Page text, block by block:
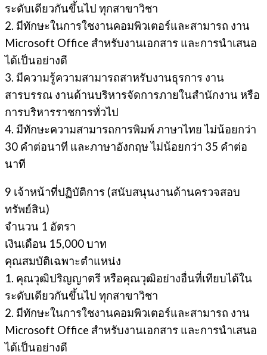
ระดับเดียวกันขึ้นไป ทุกสาขาวิชา
2. มีทักษะในการใชงานคอมพิวเตอร์และสามารถ งาน
Microsoft Office สําหรับงานเอกสาร และการนําเสนอ
ได้เป็นอย่างดี
3. มีความรู้ความสามารถสาหรับงานธุรการ งาน
สารบรรณ งานด้านบริหารจัดการภายในสํานักงาน หรือ
การบริหารราชการทั่วไป
4. มีทักษะความสามารถการพิมพ์ ภาษาไทย ไม่น้อยกว่า
30 คำต่อนาที และภาษาอังกฤษ ไม่น้อยกว่า 35 คำต่อ
นาที
9 เจ้าหน้าที่ปฏิบัติการ (สนับสนุนงานด้านครวจสอบ
ทรัพย์สิน)
จํานวน 1 อัตรา
เงินเดือน 15,000 บาท
คุณสมบัติเฉพาะตำแหน่ง
1. คุณวุฒิปริญญาตรี หรือคุณวุฒิอย่างอื่นที่เทียบได้ใน
ระดับเดียวกันขึ้นไป ทุกสาขาวิชา
2. มีทักษะในการใชงานคอมพิวเตอร์และสามารถ งาน
Microsoft Office สําหรับงานเอกสาร และการนําเสนอ
ได้เป็นอย่างดี